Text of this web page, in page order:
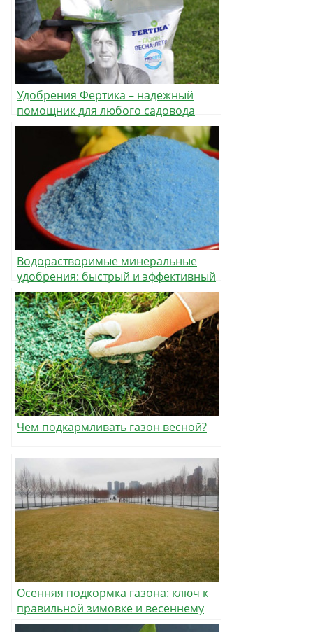
Удобрения Фертика – надежный
помощник для любого садовода
Водорастворимые минеральные
удобрения: быстрый и эффективный
уход
Чем подкармливать газон весной?
Осенняя подкормка газона: ключ к
правильной зимовке и весеннему
возрождению